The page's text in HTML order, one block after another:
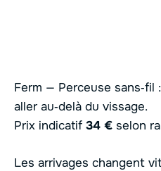
Ferm — Perceuse sans‑fil
aller au‑delà du vissage.
Prix indicatif 34 € selon
Les arrivages changent